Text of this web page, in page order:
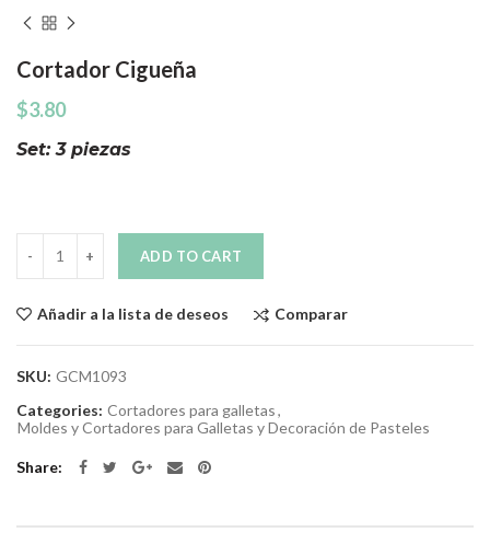
Cortador Cigueña
$3.80
Set: 3 piezas
ADD TO CART
Añadir a la lista de deseos Comparar
SKU: GCM1093
Categories: Cortadores para galletas,
Moldes y Cortadores para Galletas y Decoración de Pasteles
Share